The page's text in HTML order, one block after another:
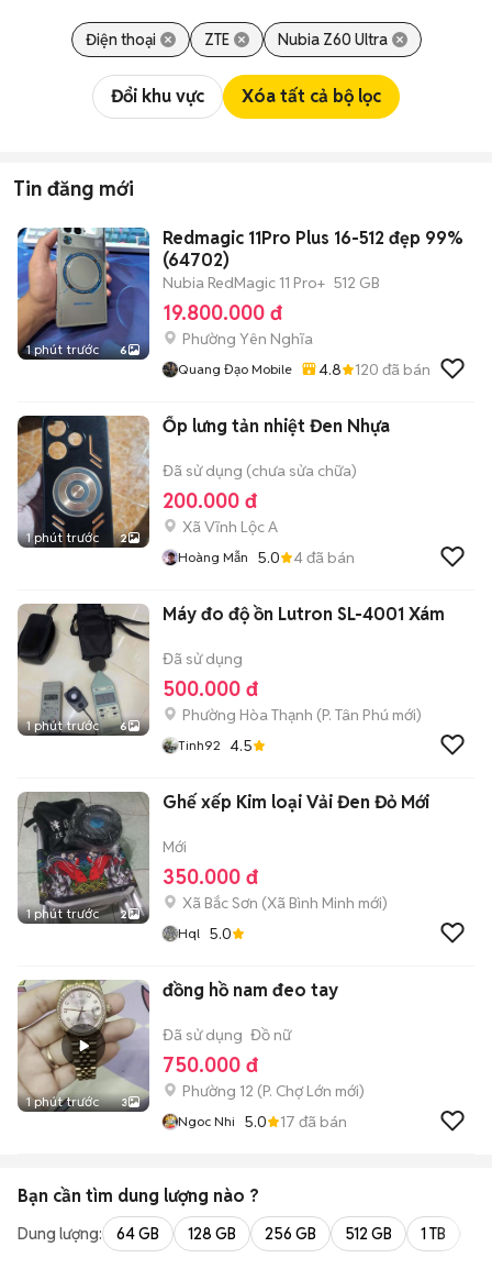
Điện thoại ZTE Nubia Z60 Ultra
Đổi khu vực Xóa tất cả bộ lọc
Tin đăng mới
1 phút trước 6
Redmagic 11Pro Plus 16-512 đẹp 99%
(64702)
Nubia RedMagic 11 Pro+ 512 GB
19.800.000 đ
Phường Yên Nghĩa
Quang Đạo Mobile 4.8 120 đã bán
1 phút trước 2
Ốp lưng tản nhiệt Đen Nhựa
Đã sử dụng (chưa sửa chữa)
200.000 đ
Xã Vĩnh Lộc A
Hoàng Mẫn 5.0 4đã bán
1 phút trước 6
Máy đo độ ồn Lutron SL-4001 Xám
Đã sử dụng
500.000 đ
Phường Hòa Thạnh (P. Tân Phú mới)
Tinh92 4.5
1 phút trước 2
Ghế xếp Kim loại Vải Đen Đỏ Mới
Mới
350.000 đ
Xã Bắc Sơn (Xã Bình Minh mới)
Hql 5.0
1 phút trước 3
đồng hồ nam đeo tay
Đã sử dụng Đồ nữ
750.000 đ
Phường 12 (P. Chợ Lớn mới)
Ngoc Nhi 5.0 17 đã bán
Bạn cần tìm dung lượng nào ?
Dung lượng: 64 GB 128 GB 256 GB 512 GB 1 TB